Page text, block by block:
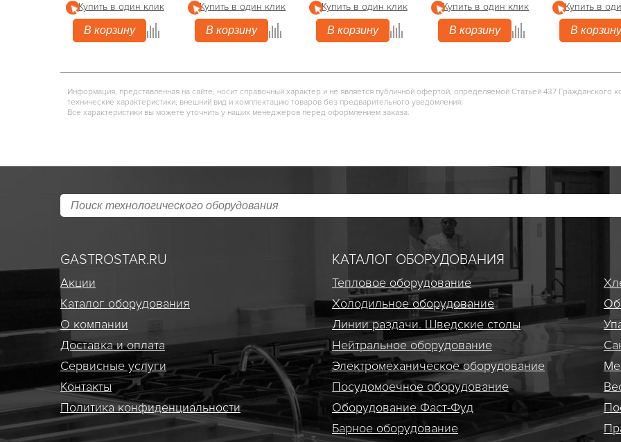
Купить в один клик
В корзину
Купить в один клик
В корзину
Купить в один клик
В корзину
Купить в один клик
В корзину
Купить в
В корзину
Информация, представленная на сайте, носит справочный характер и не является публичной офертой, определяемой Статьей 437 Гражданского
технические характеристики, внешний вид и комплектацию товаров без предварительного уведомления.
Все характеристики вы можете уточнить у наших менеджеров перед оформлением заказа.
GASTROSTAR.RU
Акции
Каталог оборудования
О компании
Доставка и оплата
Сервисные услуги
Контакты
Политика конфиденциальности
КАТАЛОГ ОБОРУДОВАНИЯ
Тепловое оборудование
Холодильное оборудование
Линии раздачи. Шведские столы
Нейтральное оборудование
Электро­механическое оборудование
Посудомоечное оборудование
Оборудование Фаст-Фуд
Барное оборудование